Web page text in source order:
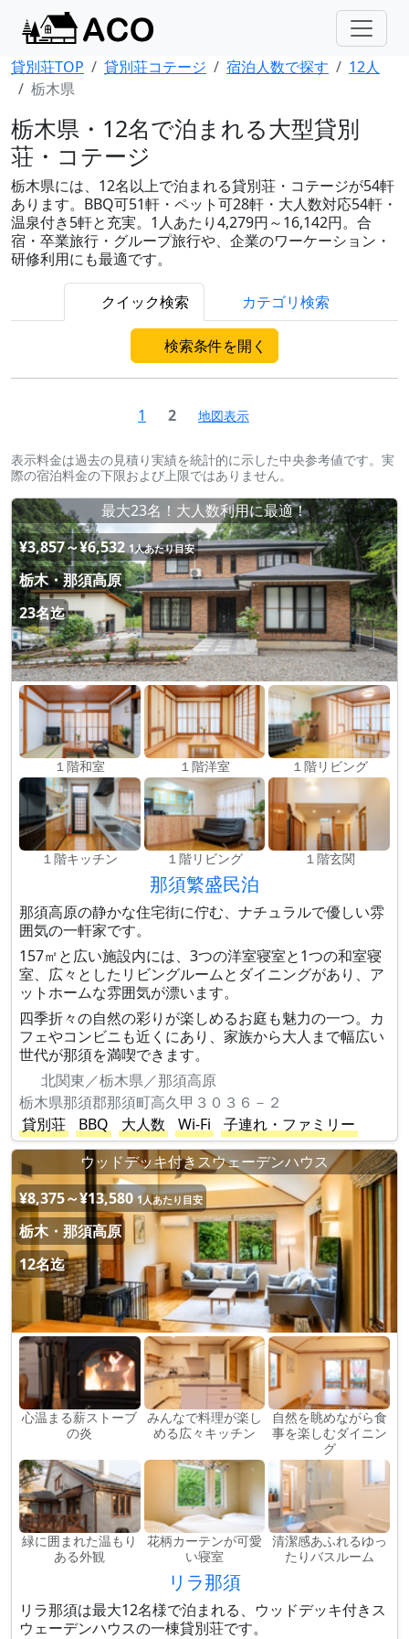
貸別荘TOP 貸別荘コテージ 宿泊人数で探す
12人
栃木県
栃木県・12名で泊まれる大型貸別
荘・コテージ
栃木県には、12名以上で泊まれる貸別荘・コテージが54軒
あります。BBQ可51軒・ペット可28軒・大人数対応54軒・
温泉付き5軒と充実。1人あたり4,279円～16,142円。合
宿・卒業旅行・グループ旅行や、企業のワーケーション・
研修利用にも最適です。
クイック検索 カテゴリ検索
検索条件を開く
1 2 地図表示
表示料金は過去の見積り実績を統計的に示した中央参考値です。実
際の宿泊料金の下限および上限ではありません。
最大23名！大人数利用に最適！
¥3,857～¥6,532 1人あたり目安
栃木・那須高原
23名迄
１階和室 １階洋室 １階リビング
１階キッチン １階リビング １階玄関
那須繁盛民泊
那須高原の静かな住宅街に佇む、ナチュラルで優しい雰
囲気の一軒家です。
157㎡と広い施設内には、3つの洋室寝室と1つの和室寝
室、広々としたリビングルームとダイニングがあり、ア
ットホームな雰囲気が漂います。
四季折々の自然の彩りが楽しめるお庭も魅力の一つ。カ
フェやコンビニも近くにあり、家族から大人まで幅広い
世代が那須を満喫できます。
北関東／栃木県／那須高原
栃木県那須郡那須町高久甲３０３６－２
貸別荘
BBQ 大人数 Wi-Fi
子連れ・ファミリー
ウッドデッキ付きスウェーデンハウス
¥8,375～¥13,580 1人あたり目安
栃木・那須高原
12名迄
心温まる薪ストーブ
の炎
みんなで料理が楽し
める広々キッチン
自然を眺めながら食
事を楽しむダイニン
グ
緑に囲まれた温もり
ある外観
花柄カーテンが可愛
い寝室
清潔感あふれるゆっ
たりバスルーム
リラ那須
リラ那須は最大12名様で泊まれる、ウッドデッキ付きス
ウェーデンハウスの一棟貸別荘です。